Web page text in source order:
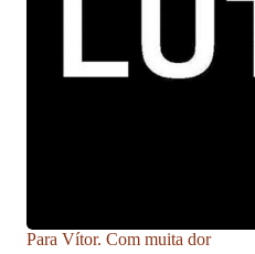
Para Vítor. Com muita dor